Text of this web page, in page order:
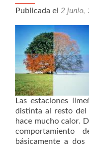
Publicada el 2 junio,
Las estaciones
distinta al resto
hace mucho calor.
comportamiento
básicamente a